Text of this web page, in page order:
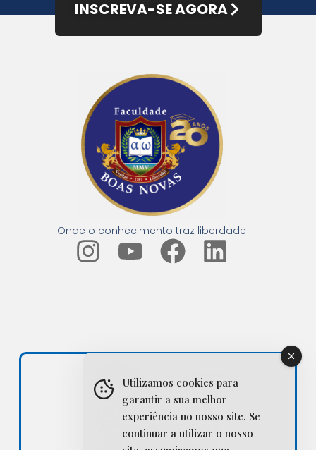
INSCREVA-SE AGORA
Onde o conhecimento traz liberdade
I
a
g
r
Y
u
b
e
F
b
o
o
k
L
e
d
i
n
Utilizamos cookies para
garantir a sua melhor
experiência no nosso site. Se
continuar a utilizar o nosso